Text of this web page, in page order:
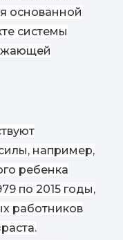
основанной
системы
например,
ребенка
по 2015 годы,
работников